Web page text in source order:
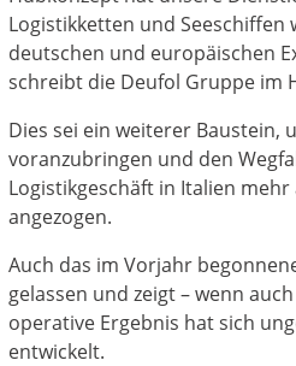
Logistikketten und
deutschen und europäischen
schreibt die Deufol Gruppe im
Dies sei ein weiterer
voranzubringen und den
Logistikgeschäft in Italien
angezogen.
Auch das im Vorjahr
gelassen und zeigt – wenn
operative Ergebnis hat sich
entwickelt.